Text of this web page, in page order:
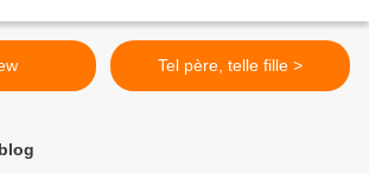
Tel père, telle fille >